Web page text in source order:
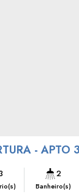
- APTO
SEGURO VIII
2
Banheiro(s)